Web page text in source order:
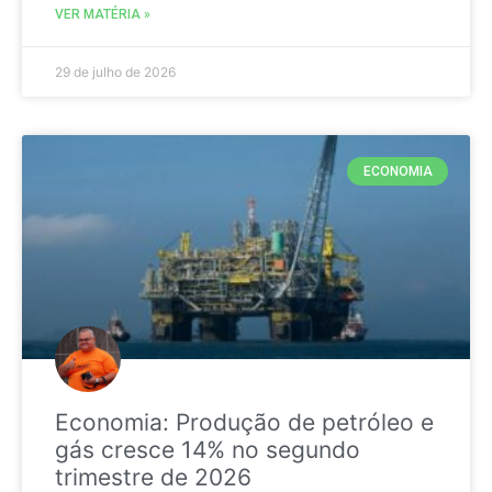
VER MATÉRIA »
29 de julho de 2026
ECONOMIA
Economia: Produção de petróleo e
gás cresce 14% no segundo
trimestre de 2026